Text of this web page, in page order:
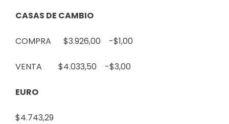
CASAS DE CAMBIO
COMPRA $3.926,00 -$1,00
VENTA $4.033,50 -$3,00
EURO
$4.743,29